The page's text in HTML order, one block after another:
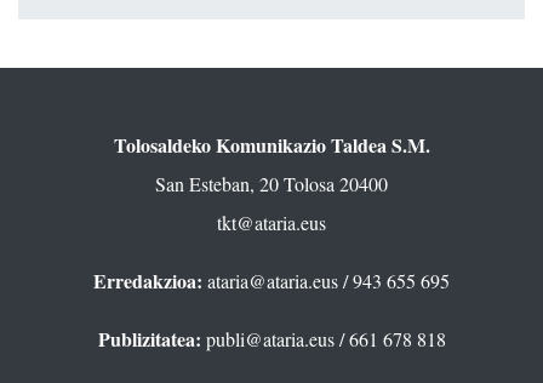
Tolosaldeko Komunikazio Taldea S.M.
San Esteban, 20 Tolosa 20400
tkt@ataria.eus
Erredakzioa: ataria@ataria.eus/ 943 655 695
Publizitatea: publi@ataria.eus/ 661 678 818